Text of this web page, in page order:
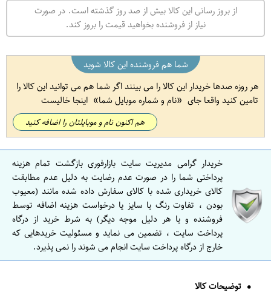
از بروز رسانی این کالا بیش از صد روز گذشته است. در صورت
نیاز از فروشنده بخواهید قیمت را بروز کند.
شما هم فروشنده این کالا شوید
هر روزه صدها خریدار این کالا را می بینند اگر شما هم می توانید این کالا را
تامین کنید واقعا جای
نام و شماره موبایل شما اینجا خالیست
هم اکنون نام و موبایلتان را اضافه کنید
خریدار گرامی مدیریت سایت بازارفوری بازگشت تمام هزینه
پرداختی شما را در صورت عدم رضایت به دلیل عدم مطابقت
کالای خریداری شده با کالای سفارش داده شده مانند (معیوب
بودن ، تفاوت رنگ یا سایز یا درخواست هزینه اضافه توسط
فروشنده و یا هر دلیل موجه دیگر) به شرط خرید از درگاه
پرداخت سایت ، تضمین می نماید و مسئولیت خریدهایی که
خارج از درگاه پرداخت سایت انجام می شوند را نمی پذیرد.
توضیحات کالا